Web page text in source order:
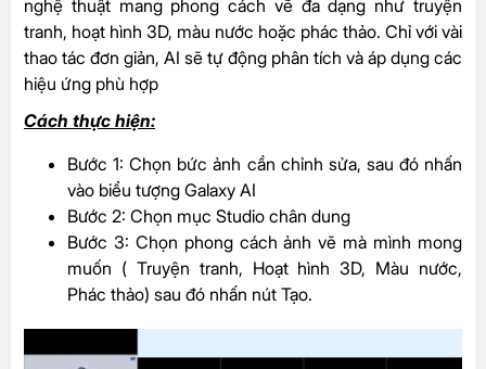
nghệ thuật mang phong cách vẽ đa dạng như truyện
tranh, hoạt hình 3D, màu nước hoặc phác thảo. Chỉ với vài
thao tác đơn giản, AI sẽ tự động phân tích và áp dụng các
hiệu ứng phù hợp
Cách thực hiện:
Bước 1: Chọn bức ảnh cần chỉnh sửa, sau đó nhấn
vào biểu tượng Galaxy AI
Bước 2: Chọn mục Studio chân dung
Bước 3: Chọn phong cách ảnh vẽ mà mình mong
muốn ( Truyện tranh, Hoạt hình 3D, Màu nước,
Phác thảo) sau đó nhấn nút Tạo.